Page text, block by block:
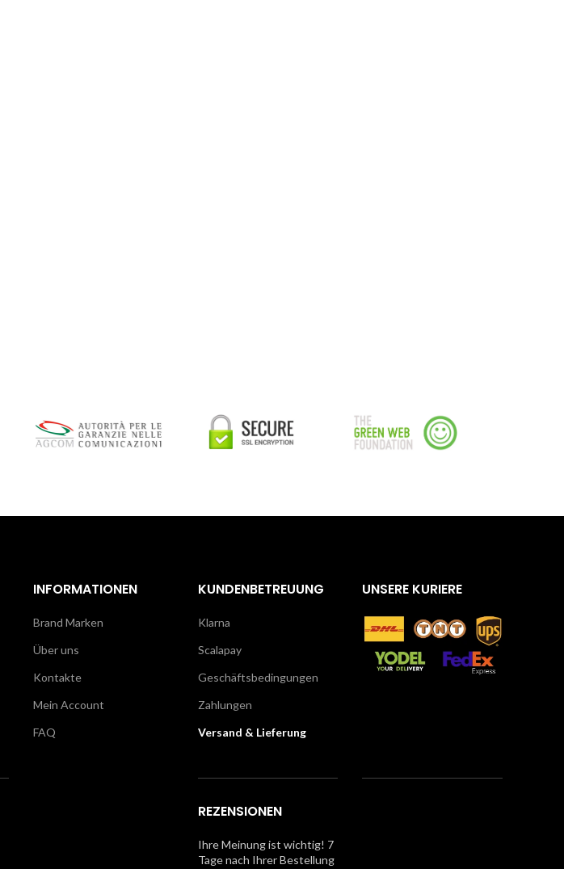
INFORMATIONEN
Brand Marken
Über uns
Kontakte
Mein Account
FAQ
KUNDENBETREUUNG
Klarna
Scalapay
Geschäftsbedingungen
Zahlungen
Versand & Lieferung
REZENSIONEN
Ihre Meinung ist wichtig! 7
Tage nach Ihrer Bestellung
UNSERE KURIERE